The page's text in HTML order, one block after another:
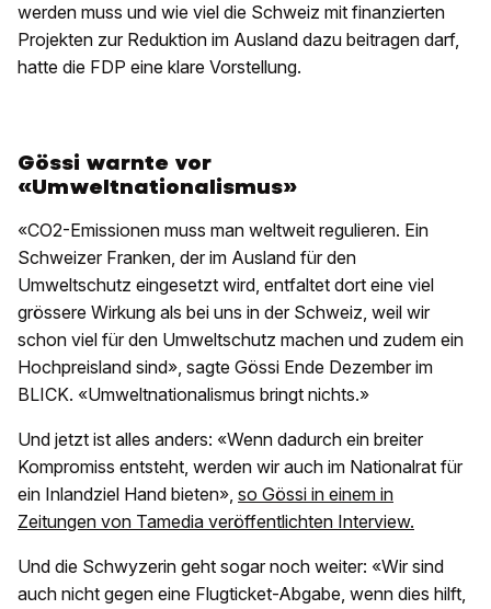
werden muss und wie viel die Schweiz mit finanzierten
Projekten zur Reduktion im Ausland dazu beitragen darf,
hatte die FDP eine klare Vorstellung.
Gössi warnte vor
«Umweltnationalismus»
«CO2-Emissionen muss man weltweit regulieren. Ein
Schweizer Franken, der im Ausland für den
Umweltschutz eingesetzt wird, entfaltet dort eine viel
grössere Wirkung als bei uns in der Schweiz, weil wir
schon viel für den Umweltschutz machen und zudem ein
Hochpreisland sind», sagte Gössi Ende Dezember im
BLICK. «Umweltnationalismus bringt nichts.»
Und jetzt ist alles anders: «Wenn dadurch ein breiter
Kompromiss entsteht, werden wir auch im Nationalrat für
ein Inlandziel Hand bieten», so Gössi in einem in
Zeitungen von Tamedia veröffentlichten Interview.
Und die Schwyzerin geht sogar noch weiter: «Wir sind
auch nicht gegen eine Flugticket-Abgabe, wenn dies hilft,